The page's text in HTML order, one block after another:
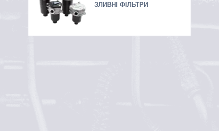
ЗЛИВНІ ФІЛЬТРИ